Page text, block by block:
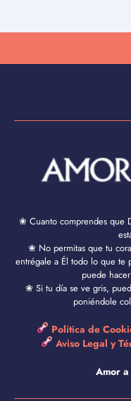
❀ Cuanto comprendes que
❀ No permitas que tu
entrégale a Él todo lo que te
puede
❀ Si tu día se ve gris,
poniéndole
Política de
Aviso Legal y
Amor